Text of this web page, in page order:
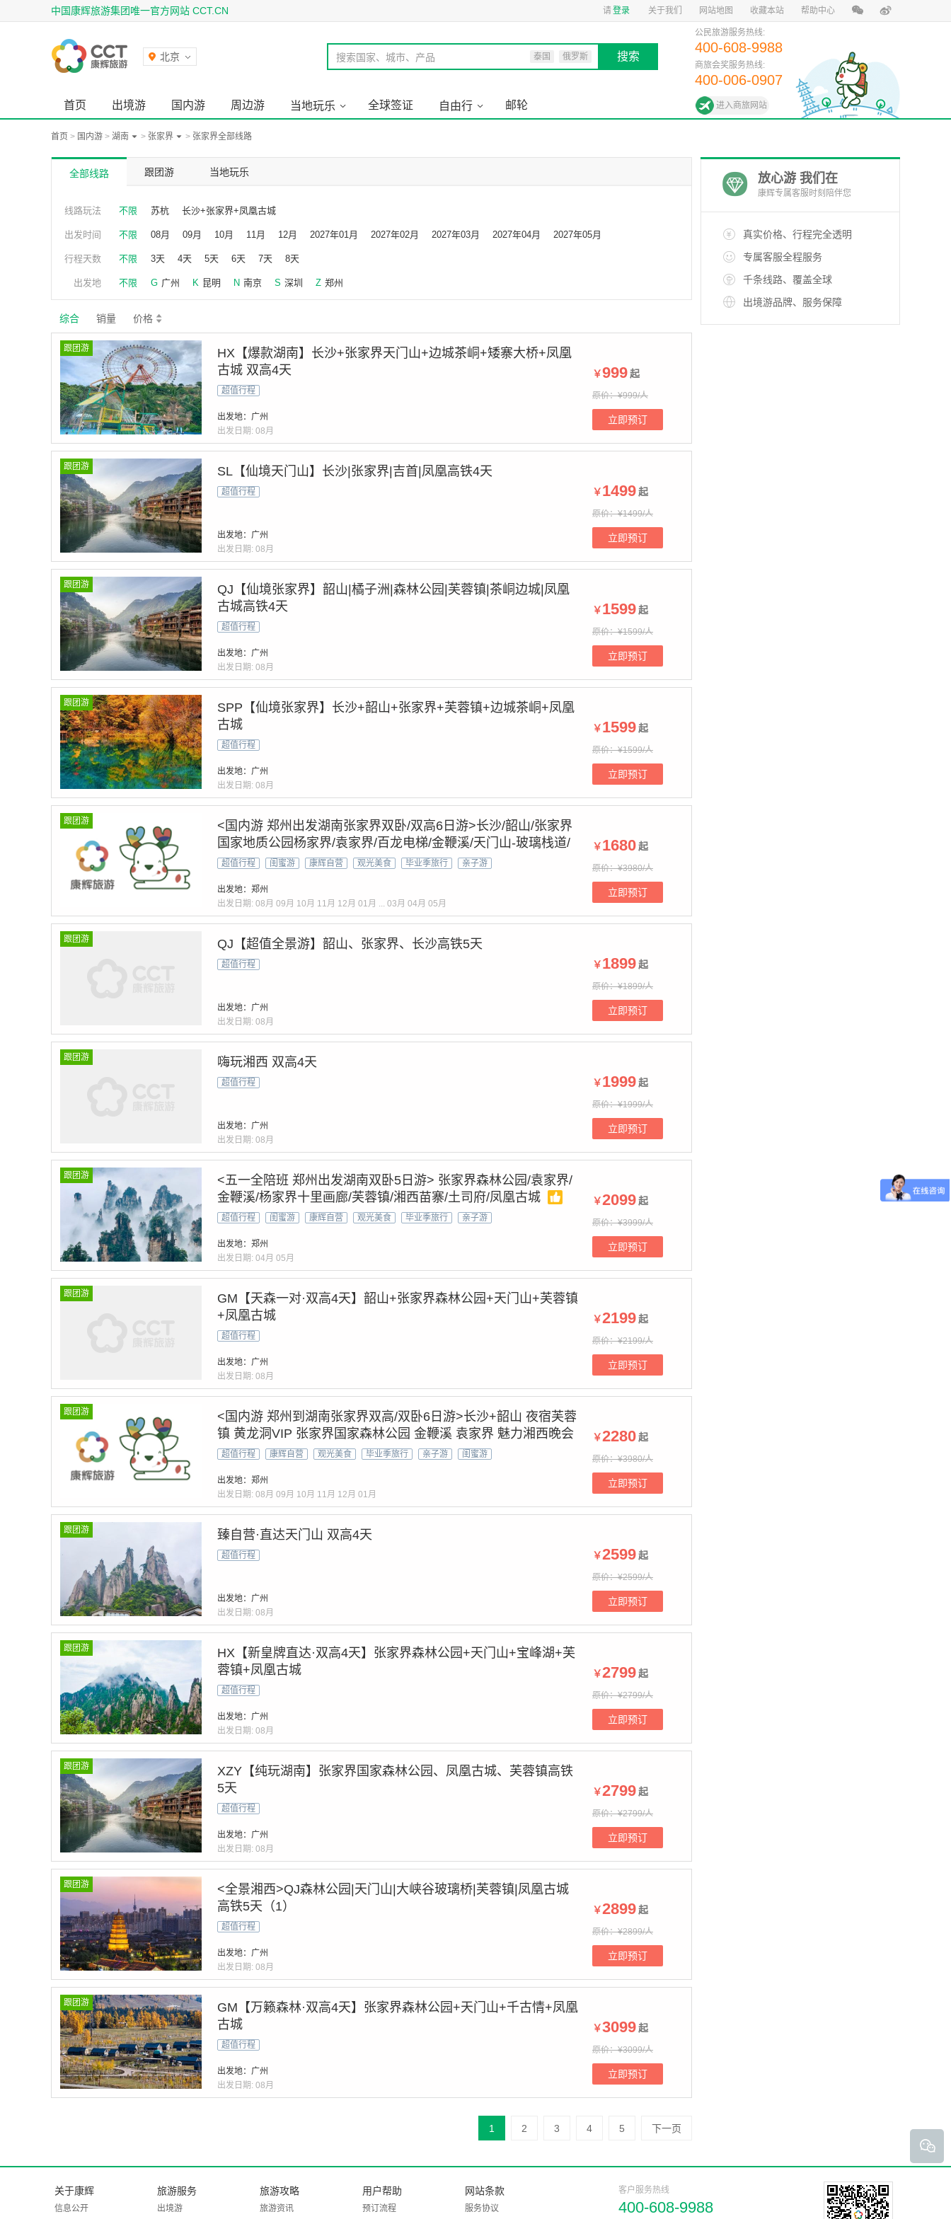
中国康辉旅游集团唯一官方网站 CCT.CN 请登录 关于我们 网站地图 收藏本站 帮助中心
北京 搜索国家、城市、产品 泰国 俄罗斯 搜索
公民旅游服务热线:
400-608-9988
商旅会奖服务热线:
400-006-0907
进入商旅网站
首页 出境游 国内游 周边游 当地玩乐 全球签证 自由行 邮轮
首页 > 国内游 > 湖南 > 张家界 > 张家界全部线路
全部线路 跟团游 当地玩乐
线路玩法 不限 苏杭 长沙+张家界+凤凰古城
出发时间 不限 08月 09月 10月 11月 12月 2027年01月 2027年02月 2027年03月 2027年04月 2027年05月
行程天数 不限 3天 4天 5天 6天 7天 8天
出发地 不限 G 广州 K 昆明 N 南京 S 深圳 Z 郑州
综合 销量 价格
跟团游
HX【爆款湖南】长沙+张家界天门山+边城茶峒+矮寨大桥+凤凰
古城 双高4天
超值行程
出发地：广州
出发日期: 08月
￥999起
原价：¥999/人
立即预订
跟团游 SL【仙境天门山】长沙|张家界|吉首|凤凰高铁4天
超值行程
出发地：广州
出发日期: 08月
￥1499起
原价：¥1499/人
立即预订
跟团游
QJ【仙境张家界】韶山|橘子洲|森林公园|芙蓉镇|茶峒边城|凤凰
古城高铁4天
超值行程
出发地：广州
出发日期: 08月
￥1599起
原价：¥1599/人
立即预订
跟团游
SPP【仙境张家界】长沙+韶山+张家界+芙蓉镇+边城茶峒+凤凰
古城
超值行程
出发地：广州
出发日期: 08月
￥1599起
原价：¥1599/人
立即预订
跟团游
<国内游 郑州出发湖南张家界双卧/双高6日游>长沙/韶山/张家界
国家地质公园杨家界/袁家界/百龙电梯/金鞭溪/天门山-玻璃栈道/
张家界千古情晚会/张家界新名片-七星山1314米如意桥玻璃栈道
超值行程 闺蜜游 康辉自营 观光美食 毕业季旅行 亲子游
出发地：郑州
出发日期: 08月 09月 10月 11月 12月 01月 ... 03月 04月 05月
￥1680起
原价：¥3980/人
立即预订
跟团游 QJ【超值全景游】韶山、张家界、长沙高铁5天
超值行程
出发地：广州
出发日期: 08月
￥1899起
原价：¥1899/人
立即预订
跟团游 嗨玩湘西 双高4天
超值行程
出发地：广州
出发日期: 08月
￥1999起
原价：¥1999/人
立即预订
跟团游
<五一全陪班 郑州出发湖南双卧5日游> 张家界森林公园/袁家界/
金鞭溪/杨家界十里画廊/芙蓉镇/湘西苗寨/土司府/凤凰古城
超值行程 闺蜜游 康辉自营 观光美食 毕业季旅行 亲子游
出发地：郑州
出发日期: 04月 05月
￥2099起
原价：¥3999/人
立即预订
跟团游
GM【天森一对·双高4天】韶山+张家界森林公园+天门山+芙蓉镇
+凤凰古城
超值行程
出发地：广州
出发日期: 08月
￥2199起
原价：¥2199/人
立即预订
跟团游
<国内游 郑州到湖南张家界双高/双卧6日游>长沙+韶山 夜宿芙蓉
镇 黄龙洞VIP 张家界国家森林公园 金鞭溪 袁家界 魅力湘西晚会
天门山森林公园 凤凰古城 沱江泛舟 七重灯光水幕秀
超值行程 康辉自营 观光美食 毕业季旅行 亲子游 闺蜜游
出发地：郑州
出发日期: 08月 09月 10月 11月 12月 01月
￥2280起
原价：¥3980/人
立即预订
跟团游 臻自营·直达天门山 双高4天
超值行程
出发地：广州
出发日期: 08月
￥2599起
原价：¥2599/人
立即预订
跟团游
HX【新皇牌直达·双高4天】张家界森林公园+天门山+宝峰湖+芙
蓉镇+凤凰古城
超值行程
出发地：广州
出发日期: 08月
￥2799起
原价：¥2799/人
立即预订
跟团游
XZY【纯玩湖南】张家界国家森林公园、凤凰古城、芙蓉镇高铁
5天
超值行程
出发地：广州
出发日期: 08月
￥2799起
原价：¥2799/人
立即预订
跟团游
<全景湘西>QJ森林公园|天门山|大峡谷玻璃桥|芙蓉镇|凤凰古城
高铁5天（1）
超值行程
出发地：广州
出发日期: 08月
￥2899起
原价：¥2899/人
立即预订
跟团游
GM【万籁森林·双高4天】张家界森林公园+天门山+千古情+凤凰
古城
超值行程
出发地：广州
出发日期: 08月
￥3099起
原价：¥3099/人
立即预订
1 2 3 4 5 下一页
放心游 我们在
康辉专属客服时刻陪伴您
真实价格、行程完全透明
专属客服全程服务
千条线路、覆盖全球
出境游品牌、服务保障
关于康辉
信息公开
旅游服务
出境游
旅游攻略
旅游资讯
用户帮助
预订流程
网站条款
服务协议
客户服务热线
400-608-9988